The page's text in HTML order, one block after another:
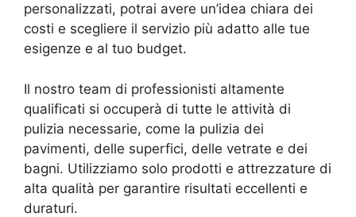
personalizzati, potrai avere un’idea chiara dei
costi e scegliere il servizio più adatto alle tue
esigenze e al tuo budget.
Il nostro team di professionisti altamente
qualificati si occuperà di tutte le attività di
pulizia necessarie, come la pulizia dei
pavimenti, delle superfici, delle vetrate e dei
bagni. Utilizziamo solo prodotti e attrezzature di
alta qualità per garantire risultati eccellenti e
duraturi.